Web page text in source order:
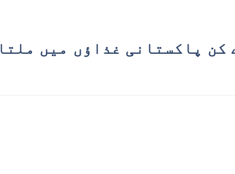
کن پاکستانی غذاؤں میں ملتا